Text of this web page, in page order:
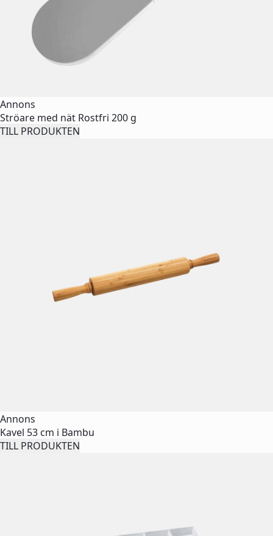
Annons
Ströare med nät Rostfri 200 g
TILL PRODUKTEN
Annons
Kavel 53 cm i Bambu
TILL PRODUKTEN